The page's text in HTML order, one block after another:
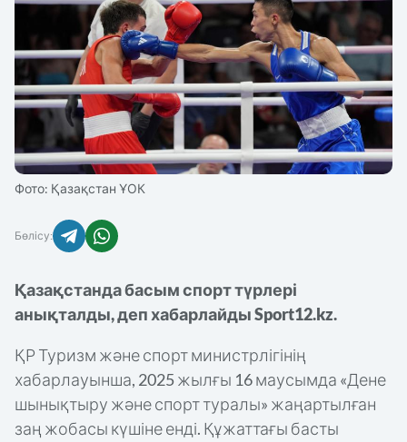
Фото: Қазақстан ҰОК
Бөлісу:
Қазақстанда басым спорт түрлері
анықталды, деп хабарлайды Sport12.kz.
ҚР Туризм және спорт министрлігінің
хабарлауынша, 2025 жылғы 16 маусымда «Дене
шынықтыру және спорт туралы» жаңартылған
заң жобасы күшіне енді. Құжаттағы басты
ММА/UFC
АЗИЯ ОЙЫНДАРЫ
ДЗЮДО
ЖЕҢІЛ АТЛЕТИКА
ТІКЕЛЕЙ ЭФИРЛЕР
ТЕННИС
БАСҚА